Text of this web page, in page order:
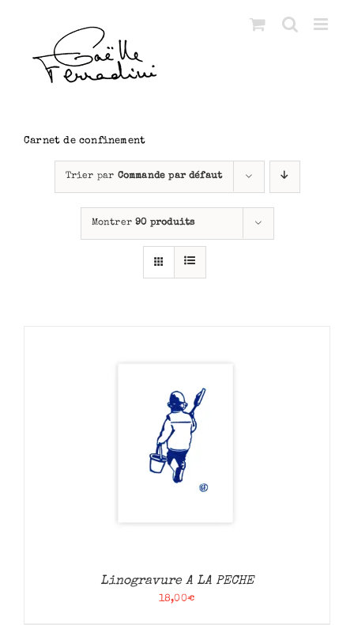
Carnet de confinement
Trier par Commande par défaut
Montrer90 produits
Linogravure A LA PECHE
18,00€